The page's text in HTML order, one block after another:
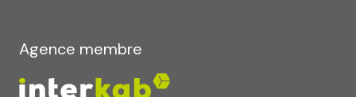
Agence membre